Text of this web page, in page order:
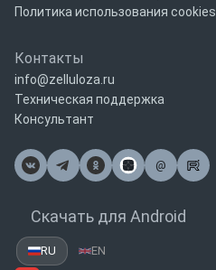
Политика использования cookies
Контакты
info@zelluloza.ru
Техническая поддержка
Консультант
@
Почта
Скачать для Android
RU EN